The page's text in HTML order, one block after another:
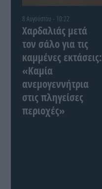
8 Αυγούστου - 10:22
Χαρδαλιάς μετά
τον σάλο για τις
καμμένες εκτάσεις:
«Καμία
ανεμογεννήτρια
στις πληγείσες
περιοχές»